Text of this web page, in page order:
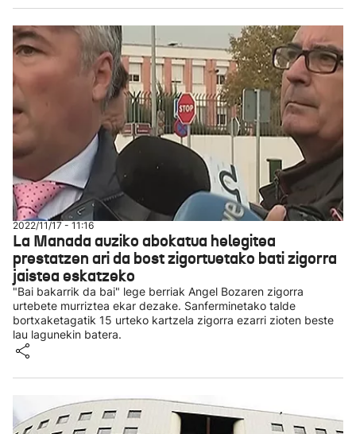
2022/11/17 - 11:16
La Manada auziko abokatua helegitea
prestatzen ari da bost zigortuetako bati zigorra
jaistea eskatzeko
"Bai bakarrik da bai" lege berriak Angel Bozaren zigorra
urtebete murriztea ekar dezake. Sanferminetako talde
bortxaketagatik 15 urteko kartzela zigorra ezarri zioten beste
lau lagunekin batera.